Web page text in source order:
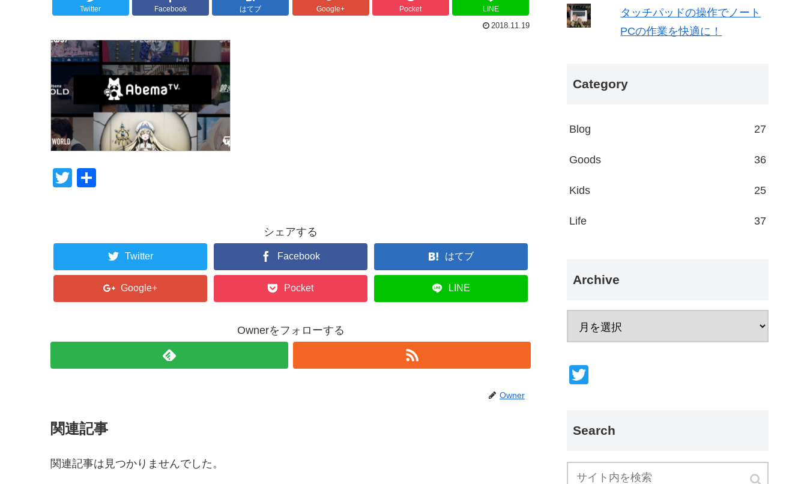
Twitter Facebook はてブ Google+ Pocket LINE
2018.11.19
T
シェアする
Twitter Facebook はてブ
Google+ Pocket LINE
Ownerをフォローする
Owner
関連記事
関連記事は見つかりませんでした。
タッチパッドの操作でノート
PCの作業を快適に！
Category
Blog 27
Goods 36
Kids 25
Life 37
Archive
er
Search